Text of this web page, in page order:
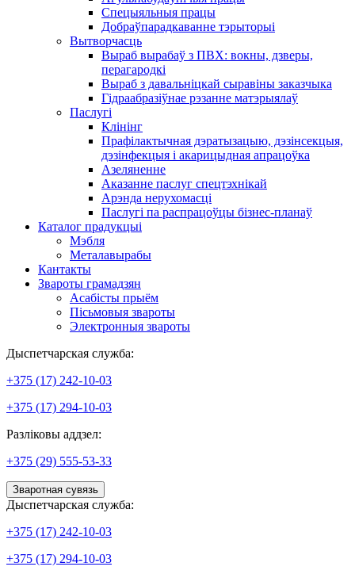
Спецыяльныя працы
Добраўпарадкаванне тэрыторыі
Вытворчасць
Выраб вырабаў з ПВХ: вокны, дзверы,
перагародкі
Выраб з давальніцкай сыравіны заказчыка
Гідраабразіўнае рэзанне матэрыялаў
Паслугі
Клінінг
Прафілактычная дэратызацыю, дэзiнсекцыя,
дэзінфекцыя і акарицыдная апрацоўка
Азеляненне
Аказанне паслуг спецтэхнікай
Арэнда нерухомасці
Паслугі па распрацоўцы бізнес-планаў
Каталог прадукцыі
Мэбля
Металавырабы
Кантакты
Звароты грамадзян
Асабісты прыём
Пісьмовыя звароты
Электронныя звароты
Дыспетчарская служба:
+375 (17) 242-10-03
+375 (17) 294-10-03
Разліковы аддзел:
+375 (29) 555-53-33
Зваротная сувязь
Дыспетчарская служба:
+375 (17) 242-10-03
+375 (17) 294-10-03